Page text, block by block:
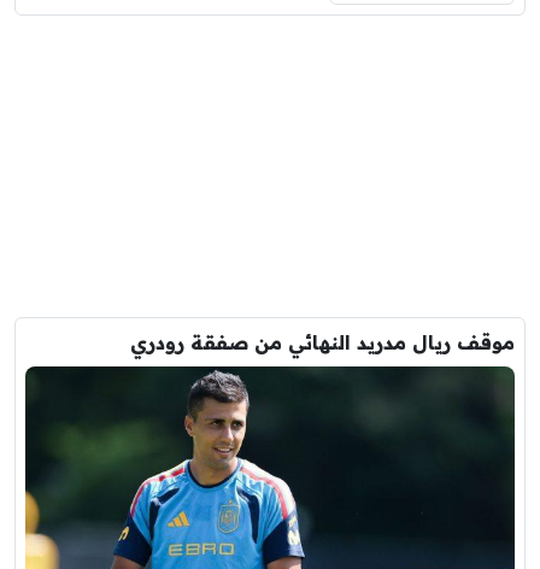
موقف ريال مدريد النهائي من صفقة رودري